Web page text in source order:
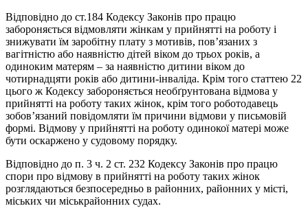
Відповідно до ст.184 Кодексу Законів про працю
забороняється відмовляти жінкам у прийнятті на роботу і
знижувати їм заробітну плату з мотивів, пов’язаних з
вагітністю або наявністю дітей віком до трьох років, а
одиноким матерям – за наявністю дитини віком до
чотирнадцяти років або дитини-інваліда. Крім того статтею 22
цього ж Кодексу забороняється необґрунтована відмова у
прийнятті на роботу таких жінок, крім того роботодавець
зобов’язаний повідомляти їм причини відмови у письмовій
формі. Відмову у прийнятті на роботу одинокої матері може
бути оскаржено у судовому порядку.
Відповідно до п. 3 ч. 2 ст. 232 Кодексу Законів про працю
спори про відмову в прийнятті на роботу таких жінок
розглядаються безпосередньо в районних, районних у місті,
міських чи міськрайонних судах.